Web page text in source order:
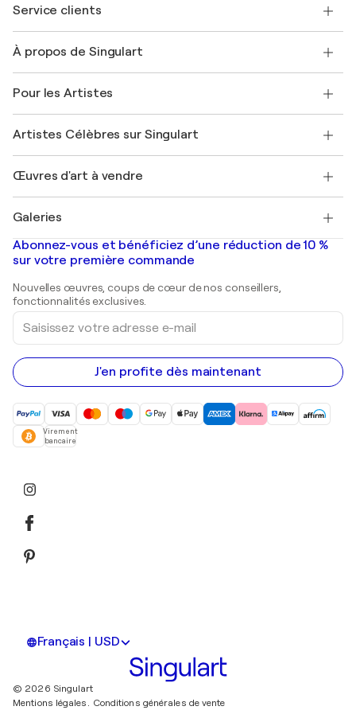
Service clients
Expédition
Offrir une carte cadeau
Rejoignez notre programme commercial
Mon compte
+33 1 76 44 06 42
À propos de Singulart
FAQ
Magazine Singulart
Emplois
Découvrez une sélection d'art original
Pour les Artistes
Se connecter en tant qu'Artiste
Artistes Célèbres sur Singulart
Marc Chagall
Banksy
Mr. Brainwash
Shepard Fairey
Œuvres d'art à vendre
Tableaux abstraits à vendre
Peintures de paysage
Estampes
Peintures acryliques
Galeries
Galeries d'art en France
Galeries d'art en Belgique
Abonnez-vous et bénéficiez d’une réduction de 10 %
sur votre première commande
Nouvelles œuvres, coups de cœur de nos conseillers,
fonctionnalités exclusives.
Saisissez
votre
adresse
e-
mail
J'en profite dès maintenant
Virement
bancaire
Français | USD
© 2026 Singulart
Mentions légales. Conditions générales de vente